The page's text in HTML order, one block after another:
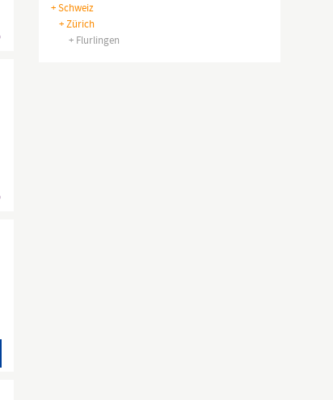
+ Schweiz
+ Zürich
+ Flurlingen